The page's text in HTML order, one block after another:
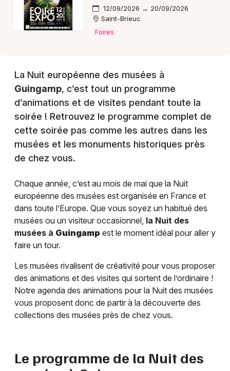
12/09/2026 → 20/09/2026
Saint-Brieuc
Foires
La Nuit européenne des musées à
Guingamp, c’est tout un programme
d’animations et de visites pendant toute la
soirée ! Retrouvez le programme complet de
cette soirée pas comme les autres dans les
musées et les monuments historiques près
de chez vous.
Chaque année, c’est au mois de mai que la Nuit
européenne des musées est organisée en France et
dans toute l’Europe. Que vous soyez un habitué des
musées ou un visiteur occasionnel, la Nuit des
musées à Guingamp est le moment idéal pour aller y
faire un tour.
Les musées rivalisent de créativité pour vous proposer
des animations et des visites qui sortent de l’ordinaire !
Notre agenda des animations pour la Nuit des musées
vous proposent donc de partir à la découverte des
collections des musées près de chez vous.
Le programme de la Nuit des